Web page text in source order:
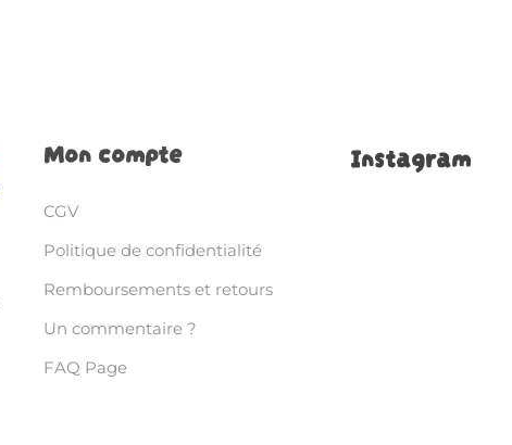
Mon compte
CGV
Politique de confidentialité
Remboursements et retours
Un commentaire ?
FAQ Page
Instagram